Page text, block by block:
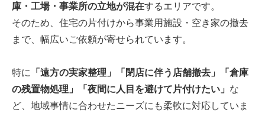
庫・工場・事業所の立地が混在するエリアです。
そのため、住宅の片付けから事業用施設・空き家の撤去
まで、幅広いご依頼が寄せられています。
特に
「遠方の実家整理」「閉店に伴う店舗撤去」「倉庫
の残置物処理」「夜間に人目を避けて片付けたい」 な
ど、地域事情に合わせたニーズにも柔軟に対応していま